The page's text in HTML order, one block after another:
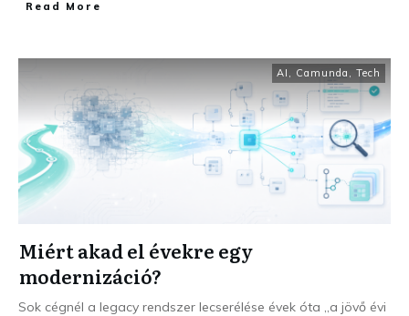
Read More
AI Camunda Tech
Miért akad el évekre egy
modernizáció?
Sok cégnél a legacy rendszer lecserélése évek óta „a jövő évi